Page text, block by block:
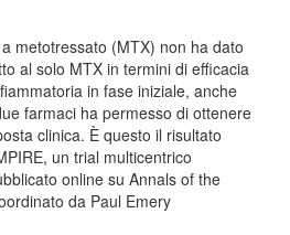
metotressato (MTX) non ha dato
al solo MTX in termini di efficacia
in fase iniziale, anche
farmaci ha permesso di ottenere
clinica. È questo il risultato
un trial multicentrico
online su Annals of the
da Paul Emery